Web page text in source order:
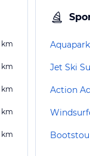
km
km
km
km
km
Jet Ski
Action